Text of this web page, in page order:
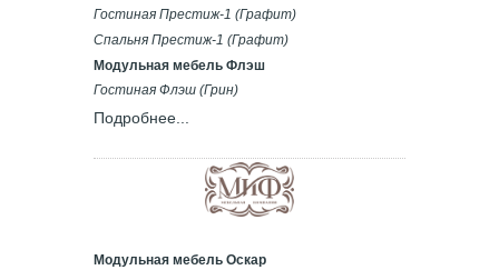
Гостиная Престиж-1 (Графит)
Спальня Престиж-1 (Графит)
Модульная мебель Флэш
Гостиная Флэш (Грин)
Подробнее...
Модульная мебель Оскар